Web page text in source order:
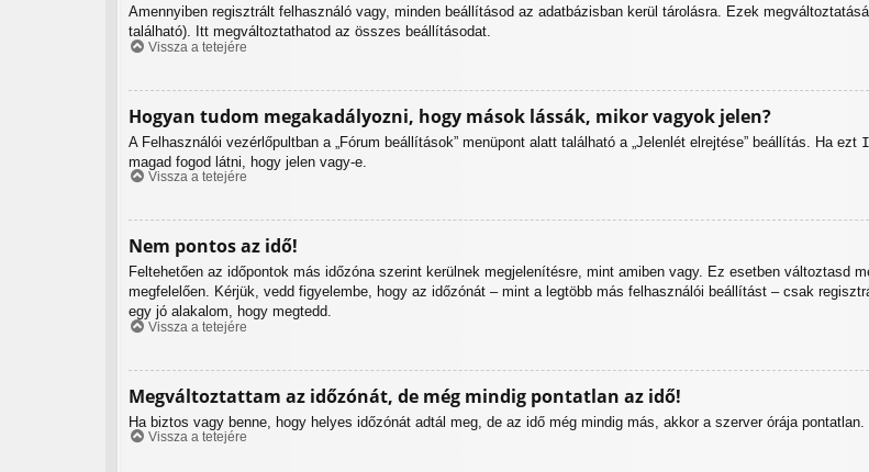
Amennyiben regisztrált felhasználó vagy, minden beállításod az adatbázisban kerül tárolásra. Ezek
található). Itt megváltoztathatod az összes beállításodat.
Vissza a tetejére
Hogyan tudom megakadályozni, hogy mások lássák, mikor vagyok jelen?
A Felhasználói vezérlőpultban a „Fórum beállítások” menüpont alatt található a „Jelenlét elrejtése” beállítás. Ha ezt
magad fogod látni, hogy jelen vagy-e.
Vissza a tetejére
Nem pontos az idő!
Feltehetően az időpontok más időzóna szerint kerülnek megjelenítésre, mint amiben vagy. Ez esetben változtasd
megfelelően. Kérjük, vedd figyelembe, hogy az időzónát – mint a legtöbb más felhasználói beállítást – csak
egy jó alakalom, hogy megtedd.
Vissza a tetejére
Megváltoztattam az időzónát, de még mindig pontatlan az idő!
Ha biztos vagy benne, hogy helyes időzónát adtál meg, de az idő még mindig más, akkor a szerver órája
Vissza a tetejére